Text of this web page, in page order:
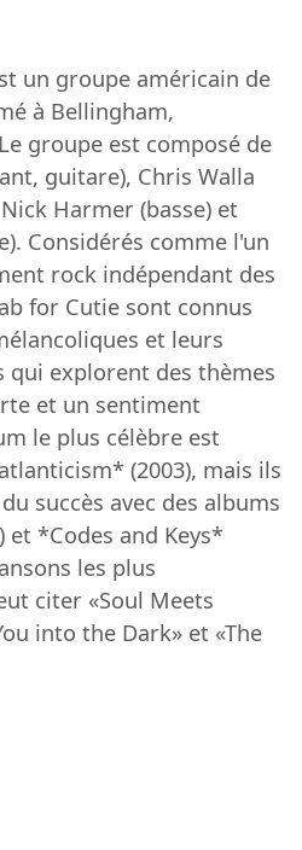
un groupe américain de
à Bellingham,
groupe est composé de
guitare), Chris Walla
Harmer (basse) et
Considérés comme l'un
rock indépendant des
for Cutie sont connus
et leurs
qui explorent des thèmes
et un sentiment
le plus célèbre est
(2003), mais ils
succès avec des albums
et *Codes and Keys*
les plus
citer «Soul Meets
into the Dark» et «The